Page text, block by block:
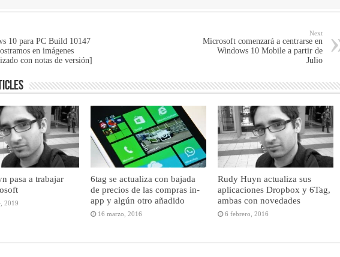
10 para PC Build 10147
en imágenes
con notas de versión]
Next
Microsoft comenzará a centrarse en
Windows 10 Mobile a partir de
Julio
pasa a trabajar
2019
6tag se actualiza con bajada
de precios de las compras in-
app y algún otro añadido
16 marzo, 2016
Rudy Huyn actualiza sus
aplicaciones Dropbox y 6Tag,
ambas con novedades
6 febrero, 2016